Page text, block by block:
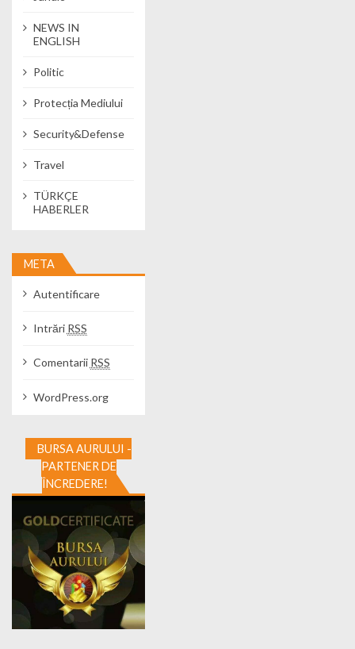
NEWS IN
ENGLISH
Politic
Protecția Mediului
Security&Defense
Travel
TÜRKÇE
HABERLER
META
Autentificare
Intrări RSS
Comentarii RSS
WordPress.org
BURSA AURULUI -
PARTENER DE
ÎNCREDERE!